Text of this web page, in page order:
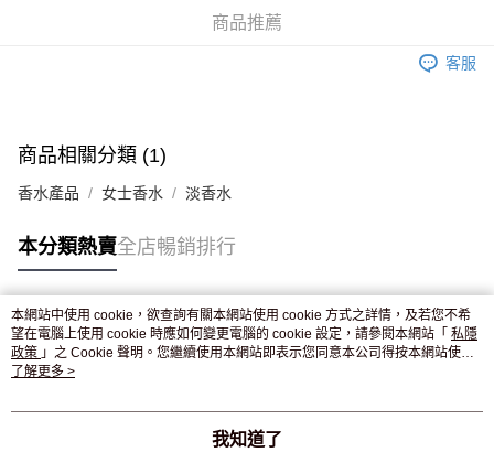
付款後門市自取，訂單確認後2-4個工作天到店，7天內取。逾期後
商品推薦
客服
商品相關分類 (1)
香水產品 女士香水 淡香水
本分類熱賣全店暢銷排行
熱門標籤
熱銷排行
本網站中使用 cookie，欲查詢有關本網站使用 cookie 方式之詳情，及若您不希
望在電腦上使用 cookie 時應如何變更電腦的 cookie 設定，請參閱本網站「 私隱
政策 」之 Cookie 聲明。您繼續使用本網站即表示您同意本公司得按本網站使用
條款之 Cookie 聲明使用 cookie。
了解更多 >
我知道了